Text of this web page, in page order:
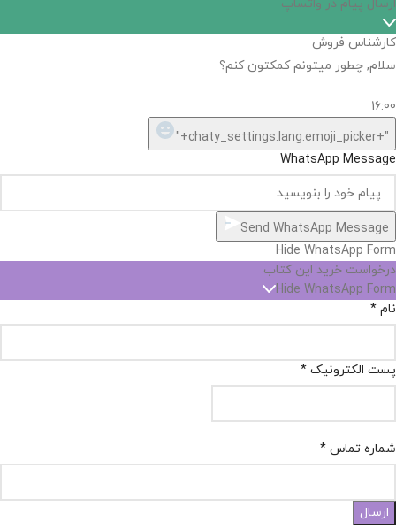
ارسال پیام در واتساپ
کارشناس فروش
سلام, چطور میتونم کمکتون کنم؟
16:00
"+chaty_settings.lang.emoji_picker+"
WhatsApp Message
Send WhatsApp Message
Hide WhatsApp Form
درخواست خرید این کتاب
Hide WhatsApp Form
نام *
پست الکترونیک *
شماره تماس *
ارسال